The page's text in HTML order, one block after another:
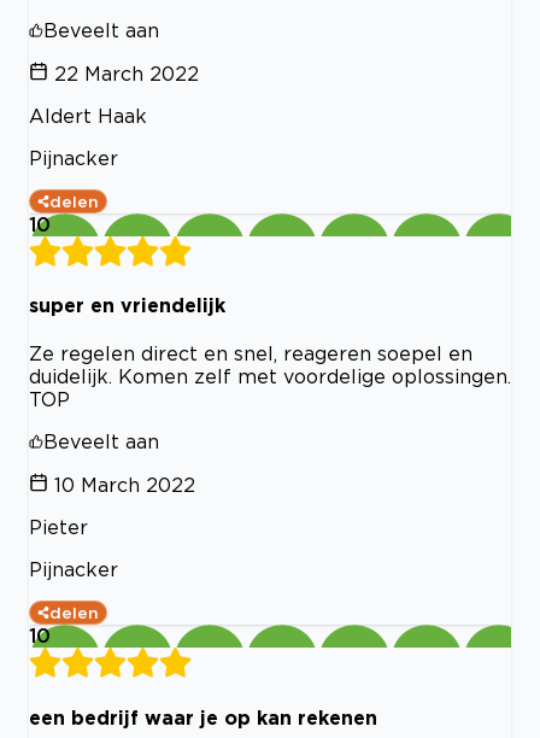
Beveelt aan
22 March 2022
Aldert Haak
Pijnacker
delen
10
super en vriendelijk
Ze regelen direct en snel, reageren soepel en
duidelijk. Komen zelf met voordelige oplossingen.
TOP
Beveelt aan
10 March 2022
Pieter
Pijnacker
delen
10
een bedrijf waar je op kan rekenen